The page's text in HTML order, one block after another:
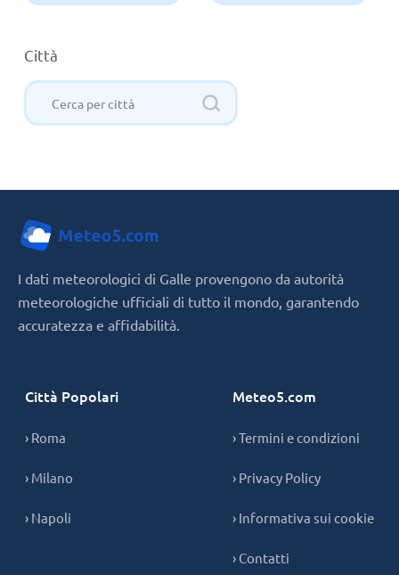
Città
I dati meteorologici di Galle provengono da autorità
meteorologiche ufficiali di tutto il mondo, garantendo
accuratezza e affidabilità.
Città Popolari
› Roma
› Milano
› Napoli
Meteo5.com
› Termini e condizioni
› Privacy Policy
› Informativa sui cookie
› Contatti